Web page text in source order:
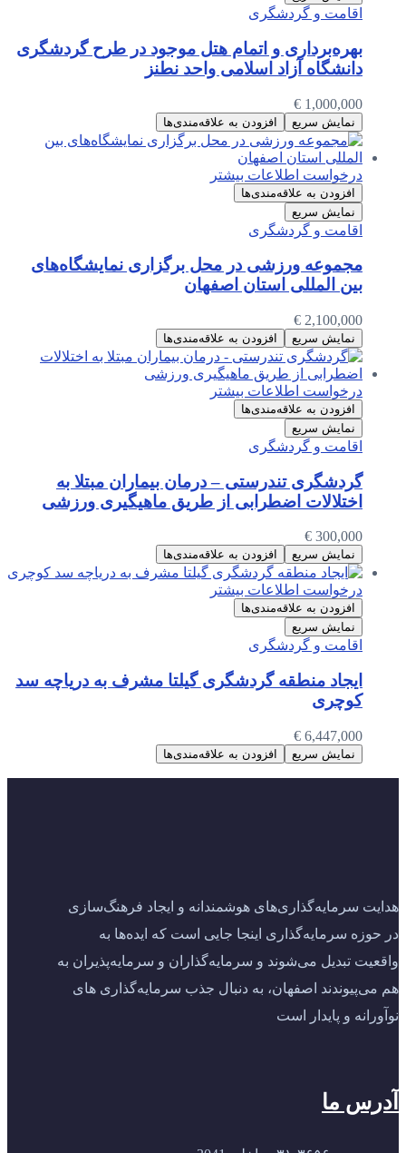
اقامت و گردشگری
بهره‌برداری و اتمام هتل موجود در طرح گردشگری
دانشگاه آزاد اسلامی واحد نطنز
€ 1,000,000
نمایش سریع افزودن به علاقه‌مندی‌ها
درخواست اطلاعات بیشتر
افزودن به علاقه‌مندی‌ها
نمایش سریع
اقامت و گردشگری
مجموعه ورزشی در محل برگزاری نمایشگاه‌های
بین المللی استان اصفهان
€ 2,100,000
نمایش سریع افزودن به علاقه‌مندی‌ها
درخواست اطلاعات بیشتر
افزودن به علاقه‌مندی‌ها
نمایش سریع
اقامت و گردشگری
گردشگری تندرستی – درمان بیماران مبتلا به
اختلالات اضطرابی از طریق ماهیگیری ورزشی
€ 300,000
نمایش سریع افزودن به علاقه‌مندی‌ها
درخواست اطلاعات بیشتر
افزودن به علاقه‌مندی‌ها
نمایش سریع
اقامت و گردشگری
ایجاد منطقه گردشگری گیلتا مشرف به دریاچه سد
کوچری
€ 6,447,000
نمایش سریع افزودن به علاقه‌مندی‌ها
هدایت سرمایه‌گذاری‌های هوشمندانه و ایجاد فرهنگ‌سازی
در حوزه سرمایه‌گذاری اینجا جایی است که ایده‌ها به
واقعیت تبدیل می‌شوند و سرمایه‌گذاران و سرمایه‌پذیران به
هم می‌پیوندند اصفهان، به دنبال جذب سرمایه‌گذاری‌ های
نوآورانه و پایدار است
آدرس ما